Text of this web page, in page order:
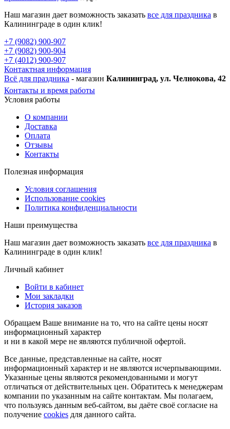
Наш магазин дает возможность заказать все для праздника в
Калининграде в один клик!
+7 (9082) 900-907
+7 (9082) 900-904
+7 (4012) 900-907
Контактная информация
Всё для праздника - магазин Калининград, ул. Челнокова, 42
Контакты и время работы
Условия работы
О компании
Доставка
Оплата
Отзывы
Контакты
Полезная информация
Условия соглашения
Использование cookies
Политика конфиденциальности
Наши преимущества
Наш магазин дает возможность заказать все для праздника в
Калининграде в один клик!
Личный кабинет
Войти в кабинет
Мои закладки
История заказов
Обращаем Ваше внимание на то, что на сайте цены носят
информационный характер
и ни в какой мере не являются публичной офертой.
Все данные, представленные на сайте, носят
информационный характер и не являются исчерпывающими.
Указанные цены являются рекомендованными и могут
отличаться от действительных цен. Обратитесь к менеджерам
компании по указанным на сайте контактам. Мы полагаем,
что пользуясь данным веб-сайтом, вы даёте своё согласие на
получение cookies для данного сайта.